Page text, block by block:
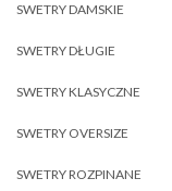
SWETRY DAMSKIE
SWETRY DŁUGIE
SWETRY KLASYCZNE
SWETRY OVERSIZE
SWETRY ROZPINANE